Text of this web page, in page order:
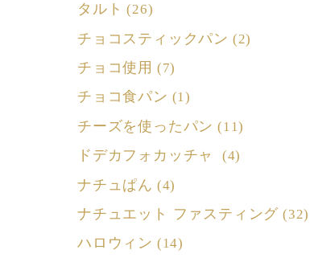
タルト (26)
チョコスティックパン (2)
チョコ使用 (7)
チョコ食パン (1)
チーズを使ったパン (11)
ドデカフォカッチャ (4)
ナチュぱん (4)
ナチュエット ファスティング (32)
ハロウィン (14)